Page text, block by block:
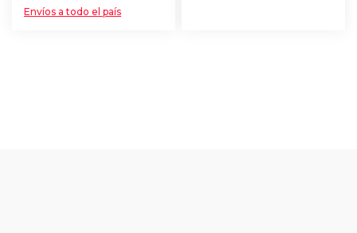
Envíos a todo el país